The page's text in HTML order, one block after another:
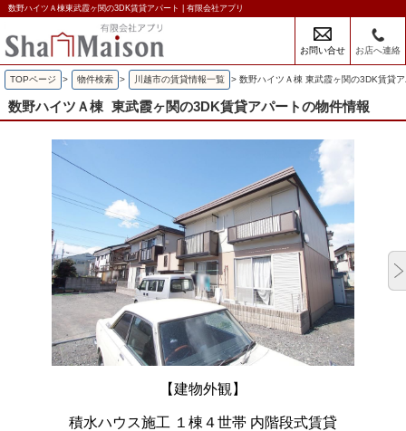
数野ハイツＡ棟東武霞ヶ関の3DK賃貸アパート | 有限会社アプリ
お問い合せ お店へ連絡
TOPページ > 物件検索 > 川越市の賃貸情報一覧 > 数野ハイツＡ棟 東武霞ヶ関の3DK賃貸
数野ハイツＡ棟 東武霞ヶ関の3DK賃貸アパートの物件情報
【建物外観】
積水ハウス施工 １棟４世帯 内階段式賃貸